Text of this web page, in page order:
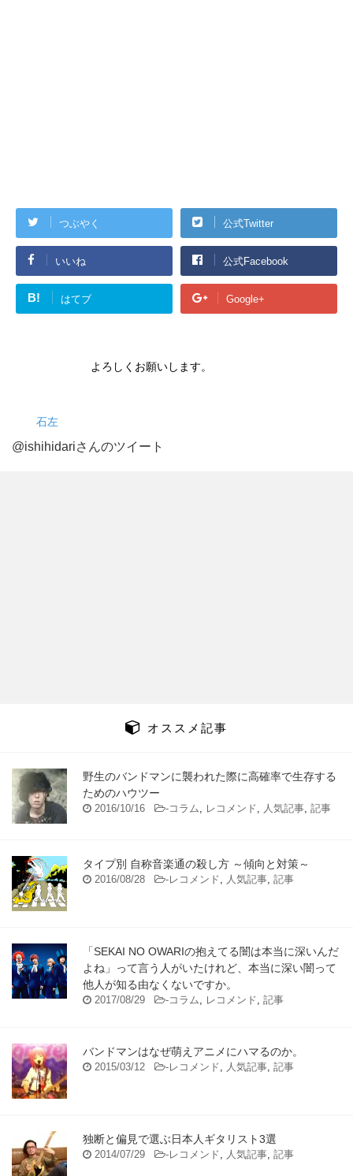
つぶやく 公式Twitter
いいね 公式Facebook
B! はてブ Google+
石左
よろしくお願いします。
@ishihidariさんのツイート
オススメ記事
野生のバンドマンに襲われた際に高確率で生存する
ためのハウツー
2016/10/16 -コラム, レコメンド, 人気記事, 記事
タイプ別 自称音楽通の殺し方 ～傾向と対策～
2016/08/28 -レコメンド, 人気記事, 記事
「SEKAI NO OWARIの抱えてる闇は本当に深いんだ
よね」って言う人がいたけれど、本当に深い闇って
他人が知る由なくないですか。
2017/08/29 -コラム, レコメンド, 記事
バンドマンはなぜ萌えアニメにハマるのか。
2015/03/12 -レコメンド, 人気記事, 記事
独断と偏見で選ぶ日本人ギタリスト3選
2014/07/29 -レコメンド, 人気記事, 記事